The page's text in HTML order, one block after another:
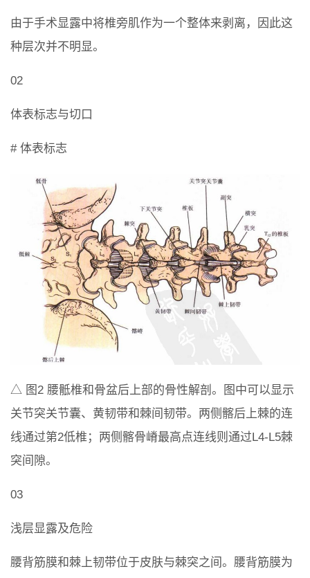
由于手术显露中将椎旁肌作为一个整体来剥离，因此这
种层次并不明显。
02
体表标志与切口
# 体表标志
△ 图2 腰骶椎和骨盆后上部的骨性解剖。图中可以显示
关节突关节囊、黄韧带和棘间韧带。两侧髂后上棘的连
线通过第2低椎；两侧髂骨嵴最高点连线则通过L4-L5棘
突间隙。
03
浅层显露及危险
腰背筋膜和棘上韧带位于皮肤与棘突之间。腰背筋膜为